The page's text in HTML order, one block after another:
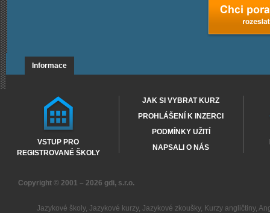
Informace
VSTUP PRO
REGISTROVANÉ ŠKOLY
JAK SI VYBRAT KURZ
PROHLÁŠENÍ K INZERCI
PODMÍNKY UŽITÍ
NAPSALI O NÁS
Copyright © 2001 – 2026 gdi, s.r.o.
Jazykové školy, Jazykové kurzy, Jazykové zkoušky, Kurzy angličtiny,